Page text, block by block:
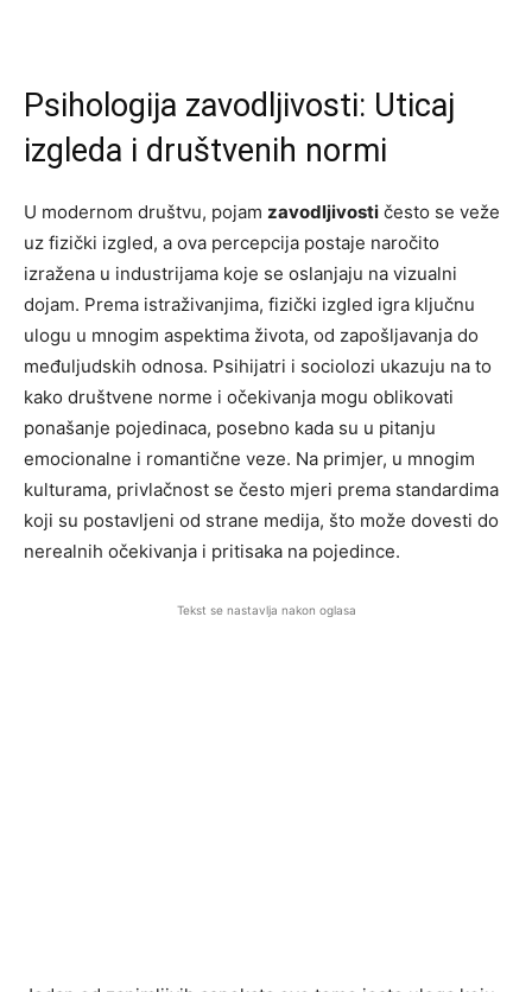
Psihologija zavodljivosti: Uticaj
izgleda i društvenih normi
U modernom društvu, pojam zavodljivosti često se veže
uz fizički izgled, a ova percepcija postaje naročito
izražena u industrijama koje se oslanjaju na vizualni
dojam. Prema istraživanjima, fizički izgled igra ključnu
ulogu u mnogim aspektima života, od zapošljavanja do
međuljudskih odnosa. Psihijatri i sociolozi ukazuju na to
kako društvene norme i očekivanja mogu oblikovati
ponašanje pojedinaca, posebno kada su u pitanju
emocionalne i romantične veze. Na primjer, u mnogim
kulturama, privlačnost se često mjeri prema standardima
koji su postavljeni od strane medija, što može dovesti do
nerealnih očekivanja i pritisaka na pojedince.
Tekst se nastavlja nakon oglasa